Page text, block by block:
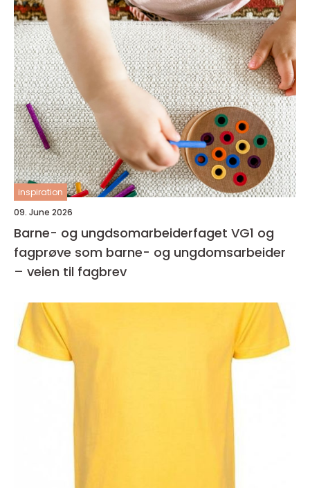
inspiration
09. June 2026
Barne- og ungdsomarbeiderfaget VG1 og
fagprøve som barne- og ungdomsarbeider
– veien til fagbrev